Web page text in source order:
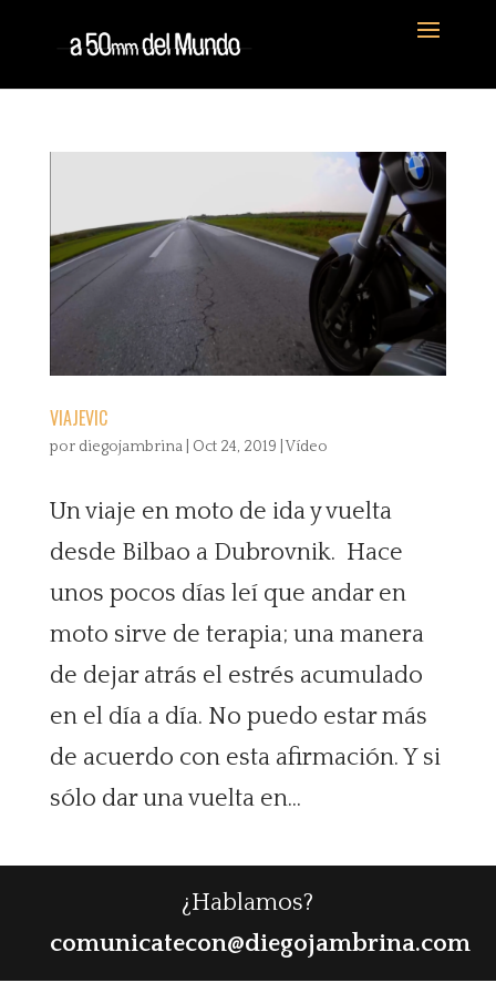
VIAJEVIC
por diegojambrina| Oct 24, 2019 |Vídeo
Un viaje en moto de ida y vuelta
desde Bilbao a Dubrovnik. Hace
unos pocos días leí que andar en
moto sirve de terapia; una manera
de dejar atrás el estrés acumulado
en el día a día. No puedo estar más
de acuerdo con esta afirmación. Y si
sólo dar una vuelta en...
¿Hablamos?
comunicatecon@diegojambrina.com